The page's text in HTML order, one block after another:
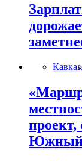
Южный